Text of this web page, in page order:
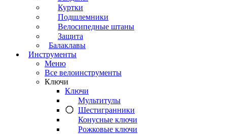
Куртки
Подшлемники
Велосипедные штаны
Защита
Балаклавы
Инструменты
Меню
Все велоинструменты
Ключи
Ключи
Мультитулы
Шестигранники
Конусные ключи
Рожковые ключи